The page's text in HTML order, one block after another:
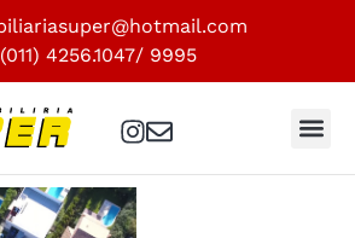
(011) 4256.1047/ 9995